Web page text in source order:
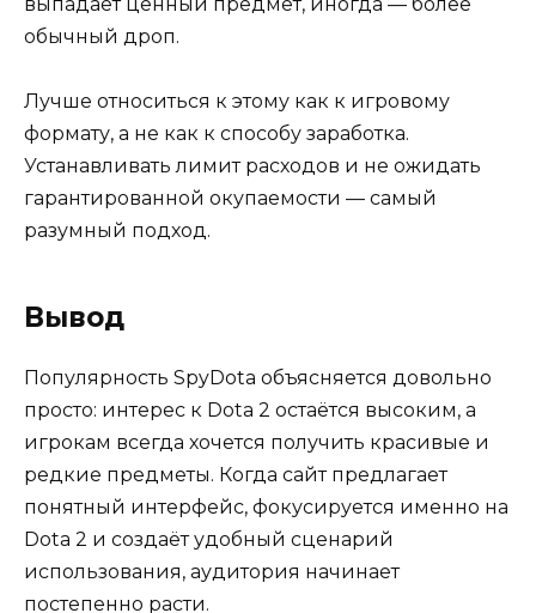
обычный дроп.
Лучше относиться к этому как к игровому
формату, а не как к способу заработка.
Устанавливать лимит расходов и не ожидать
гарантированной окупаемости — самый
разумный подход.
Вывод
Популярность SpyDota объясняется довольно
просто: интерес к Dota 2 остаётся высоким, а
игрокам всегда хочется получить красивые и
редкие предметы. Когда сайт предлагает
понятный интерфейс, фокусируется именно на
Dota 2 и создаёт удобный сценарий
использования, аудитория начинает
постепенно расти.